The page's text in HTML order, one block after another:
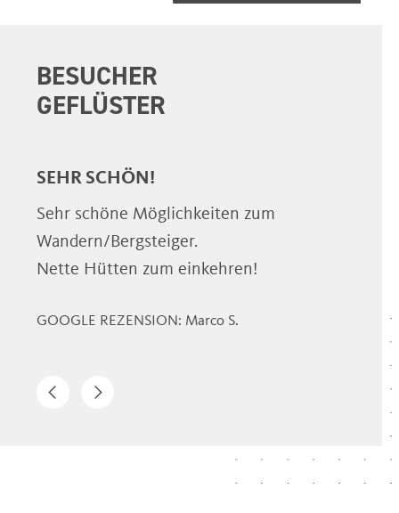
BESUCHER
GEFLÜSTER
SEHR SCHÖN!
Sehr schöne Möglichkeiten zum
Wandern/Bergsteiger.
Nette Hütten zum einkehren!
GOOGLE REZENSION: Marco S.